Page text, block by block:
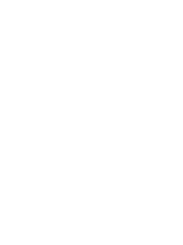
Passwort